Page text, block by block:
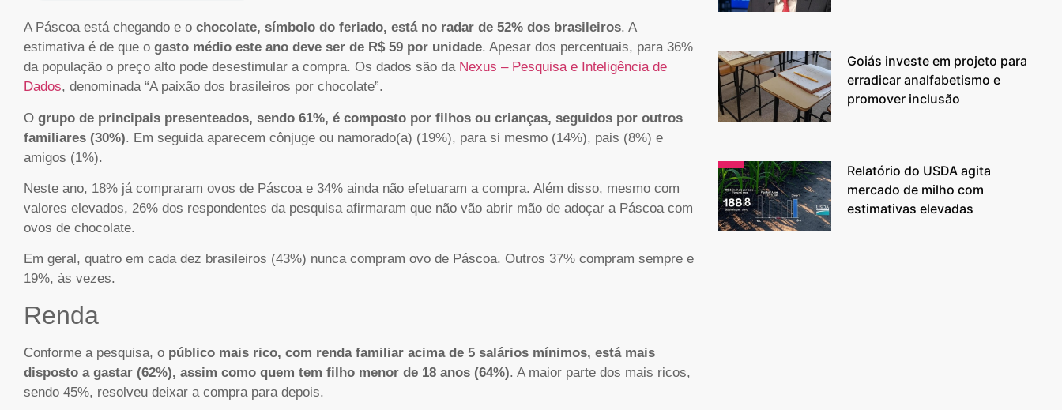
A Páscoa está chegando e o chocolate, símbolo do feriado, está no radar de 52% dos brasileiros. A
estimativa é de que o gasto médio este ano deve ser de R$ 59 por unidade. Apesar dos percentuais, para 36%
da população o preço alto pode desestimular a compra. Os dados são daNexus – Pesquisa e Inteligência de
Dados, denominada “A paixão dos brasileiros por chocolate”.
O grupo de principais presenteados, sendo 61%, é composto por filhos ou crianças, seguidos por outros
familiares (30%). Em seguida aparecem cônjuge ou namorado(a) (19%), para si mesmo (14%), pais (8%) e
amigos (1%).
Neste ano, 18% já compraram ovos de Páscoa e 34% ainda não efetuaram a compra. Além disso, mesmo com
valores elevados, 26% dos respondentes da pesquisa afirmaram que não vão abrir mão de adoçar a Páscoa com
ovos de chocolate.
Em geral, quatro em cada dez brasileiros (43%) nunca compram ovo de Páscoa. Outros 37% compram sempre e
19%, às vezes.
Renda
Conforme a pesquisa, o público mais rico, com renda familiar acima de 5 salários mínimos, está mais
disposto a gastar (62%), assim como quem tem filho menor de 18 anos (64%). A maior parte dos mais ricos,
sendo 45%, resolveu deixar a compra para depois.
Goiás investe em projeto para
erradicar analfabetismo e
promover inclusão
Relatório do USDA agita
mercado de milho com
estimativas elevadas